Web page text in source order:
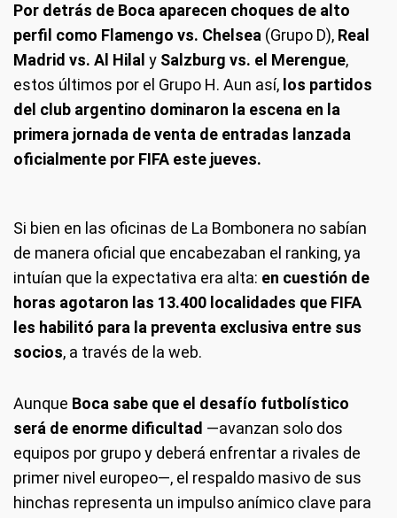
Por detrás de Boca aparecen choques de alto
perfil como Flamengo vs. Chelsea (Grupo D), Real
Madrid vs. Al Hilal y Salzburg vs. el Merengue,
estos últimos por el Grupo H. Aun así, los partidos
del club argentino dominaron la escena en la
primera jornada de venta de entradas lanzada
oficialmente por FIFA este jueves.
Si bien en las oficinas de La Bombonera no sabían
de manera oficial que encabezaban el ranking, ya
intuían que la expectativa era alta: en cuestión de
horas agotaron las 13.400 localidades que FIFA
les habilitó para la preventa exclusiva entre sus
socios, a través de la web.
Aunque Boca sabe que el desafío futbolístico
será de enorme dificultad —avanzan solo dos
equipos por grupo y deberá enfrentar a rivales de
primer nivel europeo—, el respaldo masivo de sus
hinchas representa un impulso anímico clave para